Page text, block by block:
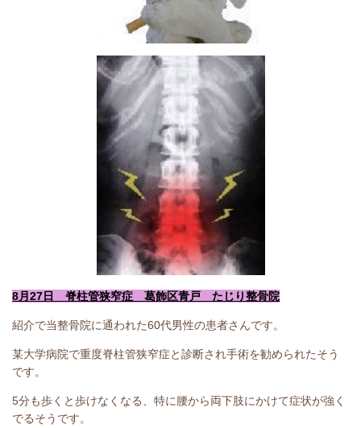
8月27日 脊柱管狭窄症 葛飾区青戸 たじり整骨院
紹介で当整骨院に通われた60代男性の患者さんです。
某大学病院で重度脊柱管狭窄症と診断され手術を勧められたそう
です。
5分も歩くと歩けなくなる、特に腰から両下肢にかけて症状が強く
でるそうです。